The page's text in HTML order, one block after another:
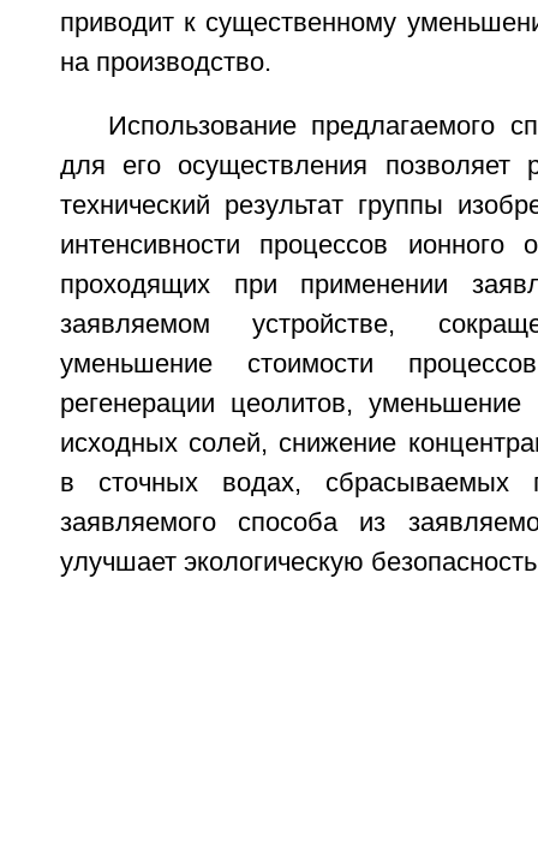
приводит к существенному
на производство.
Использование предлагаемого
для его осуществления позволяет
технический результат группы
интенсивности процессов ионного
проходящих при применении
заявляемом устройстве,
уменьшение стоимости
регенерации цеолитов, уменьшение
исходных солей, снижение
в сточных водах, сбрасываемых
заявляемого способа из
улучшает экологическую